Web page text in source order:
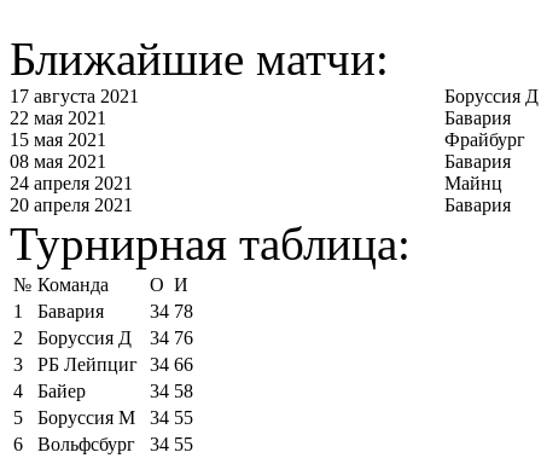
Ближайшие матчи:
17 августа 2021
Боруссия Д
22 мая 2021
Бавария
15 мая 2021
Фрайбург
08 мая 2021
Бавария
24 апреля 2021
Майнц
20 апреля 2021
Бавария
Турнирная таблица:
№ Команда О И
1
Бавария 34 78
2
Боруссия Д 34 76
3
РБ Лейпциг 34 66
4
Байер 34 58
5
Боруссия М 34 55
6
Вольфсбург 34 55